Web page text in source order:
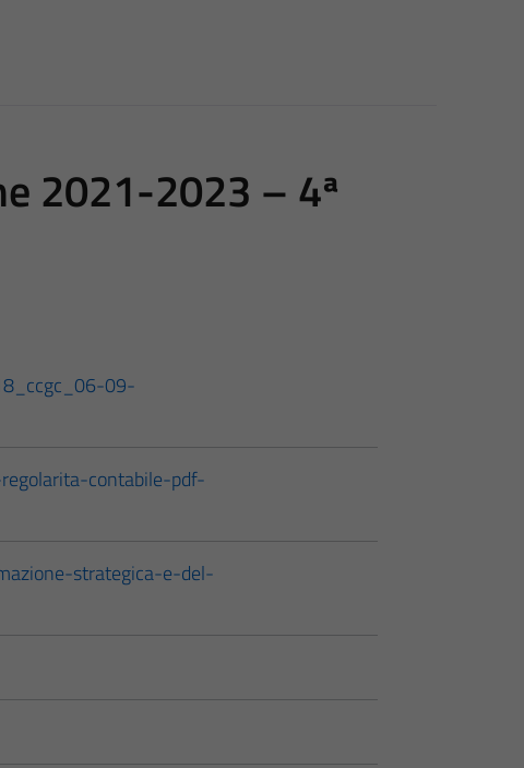
2021-2023 – 4ª
09-
contabile-pdf-
strategica-e-del-